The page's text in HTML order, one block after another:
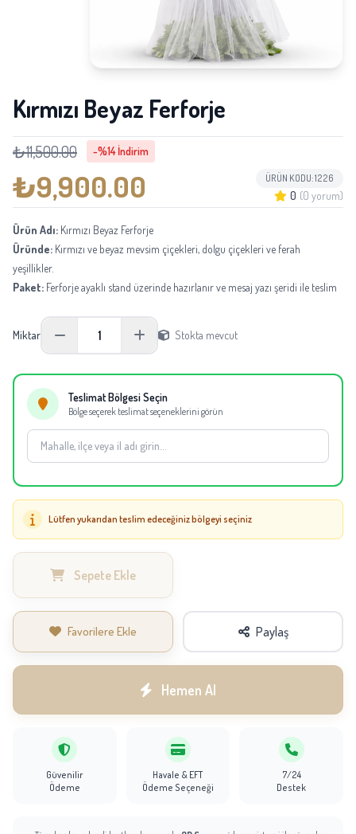
Kırmızı Beyaz Ferforje
₺11,500.00 -%14 İndirim
₺9,900.00 ÜRÜN KODU: 1226
0 (0 yorum)
Ürün Adı: Kırmızı Beyaz Ferforje
Üründe: Kırmızı ve beyaz mevsim çiçekleri, dolgu çiçekleri ve ferah
yeşillikler.
Paket: Ferforje ayaklı stand üzerinde hazırlanır ve mesaj yazı şeridi ile teslim
Yaklaşık 130-180 cm; tasarımın el yapımı oluşuna göre değişebilir.
Mevsimsel tedarik durumuna göre aynı kalite ve görünüm korunarak
Miktar 1 Stokta mevcut
Teslimat Bölgesi Seçin
Bölge seçerek teslimat seçeneklerini görün
Lütfen yukarıdan teslim edeceğiniz bölgeyi seçiniz
Sepete Ekle
Favorilere Ekle Paylaş
Hemen Al
Güvenilir
Ödeme
Havale & EFT
Ödeme Seçeneği
7/24
Destek